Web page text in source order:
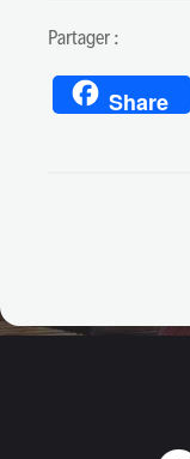
Partager :
Share